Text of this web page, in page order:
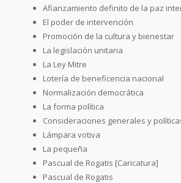
Afianzamiento definito de la paz
El poder de intervención
Promoción de la cultura y bienestar
La legislación unitaria
La Ley Mitre
Lotería de beneficencia nacional
Normalización democrática
La forma política
Consideraciones generales y
Lámpara votiva
La pequeña
Pascual de Rogatis [Caricatura]
Pascual de Rogatis